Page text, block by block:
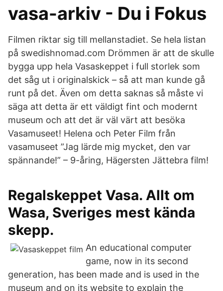
vasa-arkiv - Du i Fokus
Filmen riktar sig till mellanstadiet. Se hela listan
på swedishnomad.com Drömmen är att de skulle
bygga upp hela Vasaskeppet i full storlek som
det såg ut i originalskick – så att man kunde gå
runt på det. Även om detta saknas så måste vi
säga att detta är ett väldigt fint och modernt
museum och att det är väl värt att besöka
Vasamuseet! Helena och Peter Film från
vasamuseet ”Jag lärde mig mycket, den var
spännande!” – 9-åring, Hägersten Jättebra film!
Regalskeppet Vasa. Allt om
Wasa, Sveriges mest kända
skepp.
An educational computer
game, now in its second
generation, has been made and is used in the
museum and on its website to explain the